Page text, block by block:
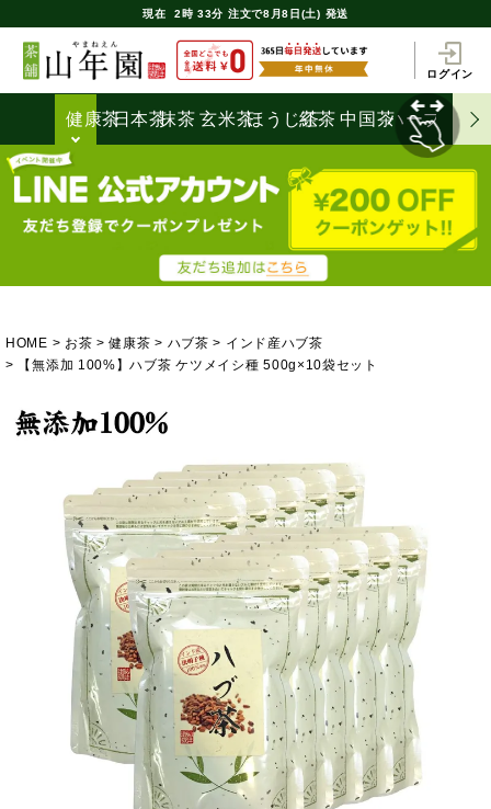
現在 2時 33分 注文で8月8日(土) 発送
ログイン
健康茶日本茶抹茶 玄米茶ほうじ茶
紅茶 中国茶ハーブティ
HOME お茶 健康茶 ハブ茶
インド産ハブ茶
【無添加 100%】ハブ茶 ケツメイシ種 500g×10袋セット